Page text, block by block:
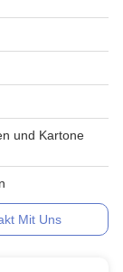
und Kartone
Mit Uns